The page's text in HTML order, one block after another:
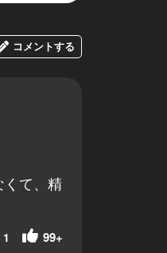
コメントする
くて、精
99+
1